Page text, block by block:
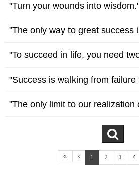
"Turn your wounds into wisdom." 상처를 지혜로 바꿔야 한다. -
"The only way to great success is to take risks." 큰 성공을 거두는 유일한 방법은 위
"To succeed in life, you need two things: ignorance and confidence." 인생에서 성
"Success is walking from failure to failure with no loss of enthusiasm." 성공은
"The only limit to our realization of tomorrow is our doubts of today." 내일 우리의
1 2 3 4